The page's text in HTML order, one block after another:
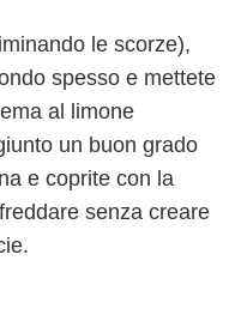
le scorze),
spesso e mettete
al limone
un buon grado
e coprite con la
senza creare